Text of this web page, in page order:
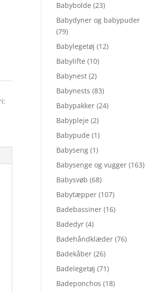
Babybolde (23)
Babydyner og babypuder
(79)
Babylegetøj (12)
Babylifte (10)
Babynest (2)
Babynests (83)
Babypakker (24)
Babypleje (2)
Babypude (1)
Babyseng (1)
Babysenge og vugger (163)
Babysvøb (68)
Babytæpper (107)
Badebassiner (16)
Badedyr (4)
Badehåndklæder (76)
Badekåber (26)
Badelegetøj (71)
Badeponchos (18)